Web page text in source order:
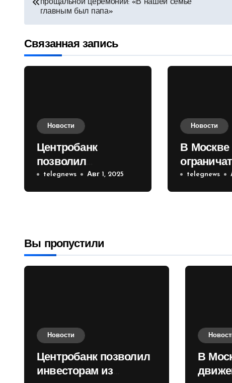
по
прощальной церемонии: «В нашей семье
главным был папа»
Связанная запись
Новости
Центробанк
позволил
инвесторам из
враждебных
telegnews Авг 1, 2025
Новости
В Москве
ограничат
Садовом
telegnews
Вы пропустили
Новости
Центробанк позволил
инвесторам из
В